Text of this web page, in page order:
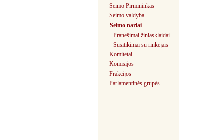
Seimo Pirmininkas
Seimo valdyba
Seimo nariai
Pranešimai žiniasklaidai
Susitikimai su rinkėjais
Komitetai
Komisijos
Frakcijos
Parlamentinės grupės